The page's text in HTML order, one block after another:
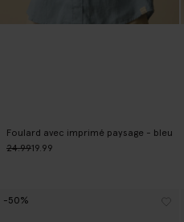
Foulard avec imprimé paysage - bleu
24.9919.99
-50%